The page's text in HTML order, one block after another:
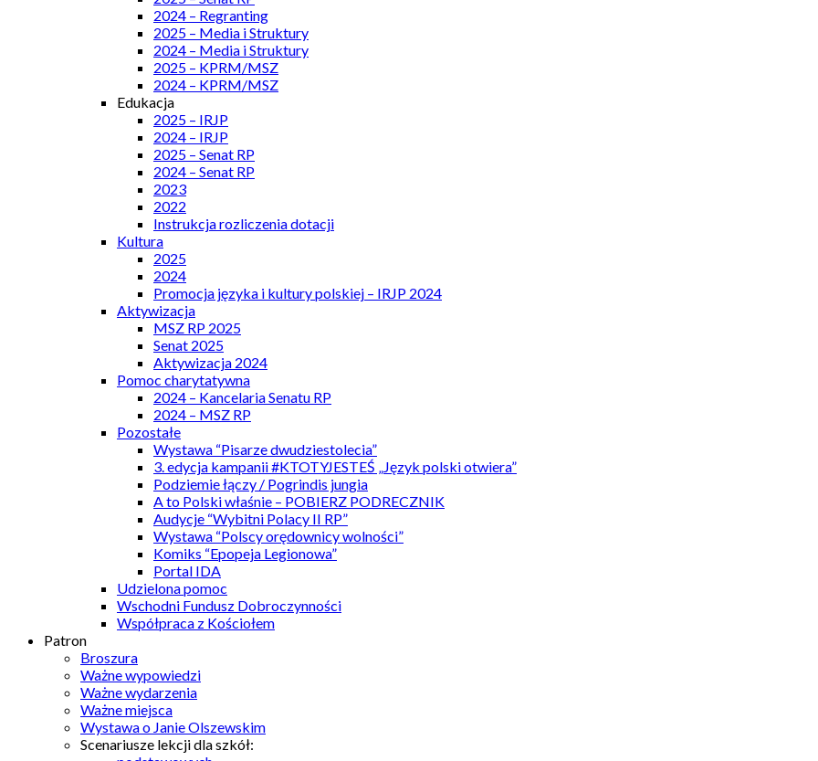
2024 – Regranting
2025 – Media i Struktury
2024 – Media i Struktury
2025 – KPRM/MSZ
2024 – KPRM/MSZ
Edukacja
2025 – IRJP
2024 – IRJP
2025 – Senat RP
2024 – Senat RP
2023
2022
Instrukcja rozliczenia dotacji
Kultura
2025
2024
Promocja języka i kultury polskiej – IRJP 2024
Aktywizacja
MSZ RP 2025
Senat 2025
Aktywizacja 2024
Pomoc charytatywna
2024 – Kancelaria Senatu RP
2024 – MSZ RP
Pozostałe
Wystawa “Pisarze dwudziestolecia”
3. edycja kampanii #KTOTYJESTEŚ „Język polski otwiera”
Podziemie łączy / Pogrindis jungia
A to Polski właśnie – POBIERZ PODRECZNIK
Audycje “Wybitni Polacy II RP”
Wystawa “Polscy orędownicy wolności”
Komiks “Epopeja Legionowa”
Portal IDA
Udzielona pomoc
Wschodni Fundusz Dobroczynności
Współpraca z Kościołem
Patron
Broszura
Ważne wypowiedzi
Ważne wydarzenia
Ważne miejsca
Wystawa o Janie Olszewskim
Scenariusze lekcji dla szkół: